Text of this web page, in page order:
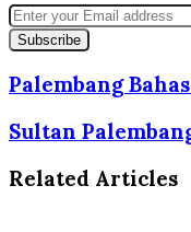
Enter
your
Email
address
Palembang
Sultan
Related Articles